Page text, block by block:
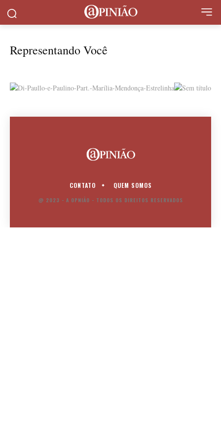
Representando Você
CONTATO QUEM SOMOS
@ 2023 - A OPNIÃO - TODOS OS DIREITOS RESERVADOS